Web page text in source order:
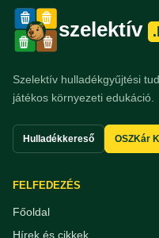
szelektív
Szelektív hulladékgyűjtési
játékos környezeti edukáció.
Hulladékkereső OSZKár
FELFEDEZÉS
Főoldal
Hírek és cikkek